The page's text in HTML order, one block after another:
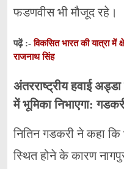
फडणवीस भी मौजूद रहे।
पढ़ें :-विकसित भारत की यात्रा में
राजनाथ सिंह
अंतरराष्ट्रीय हवाई अड्डा
में भूमिका निभाएगा:
नितिन गडकरी ने कहा
स्थित होने के कारण